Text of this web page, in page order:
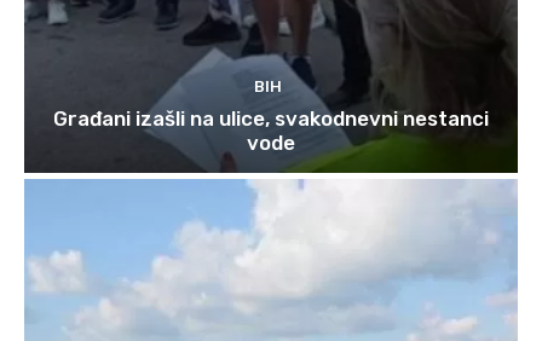
BIH
Građani izašli na ulice, svakodnevni nestanci
vode